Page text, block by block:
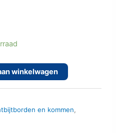
winkelwagen
en kommen,